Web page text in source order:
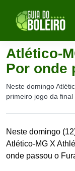
Atlético-
Por onde
Neste domingo
primeiro jogo da final
Neste domingo
Atlético-MG X
onde passou o